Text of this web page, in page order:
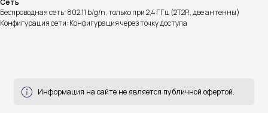
Сеть
Беспроводная сеть: 802.11 b/g/n, только при 2,4 ГГц (2T2R, две антенны)
Конфигурация сети: Конфигурация через точку доступа